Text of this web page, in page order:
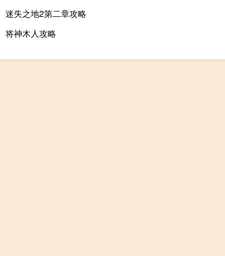
迷失之地2第二章攻略
将神木人攻略